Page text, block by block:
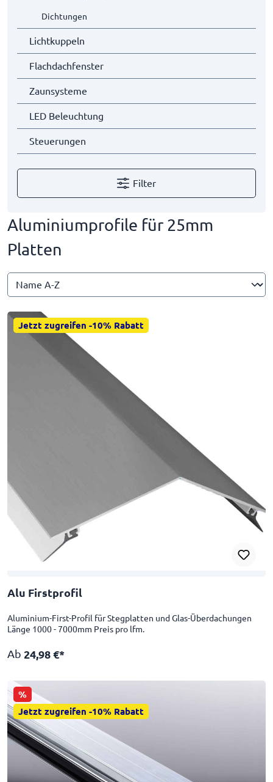
Dichtungen
Lichtkuppeln
Flachdachfenster
Zaunsysteme
LED Beleuchtung
Steuerungen
Filter
Aluminiumprofile für 25mm
Platten
Jetzt zugreifen -10% Rabatt
Alu Firstprofil
Aluminium-First-Profil für Stegplatten und Glas-Überdachungen
Länge 1000 - 7000mm Preis pro lfm.
Ab 24,98 €*
%
Jetzt zugreifen -10% Rabatt